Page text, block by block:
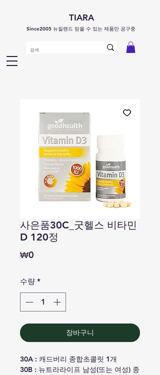
TIARA
Since2005 뉴질랜드 믿을 수 있는 제품만 공구중
사은품30C_굿헬스 비타민
D 120정
₩0
수량 *
장바구니
30A : 캐드버리 종합초콜릿 1개
30B : 뉴트라라이프 남성(또는 여성) 종